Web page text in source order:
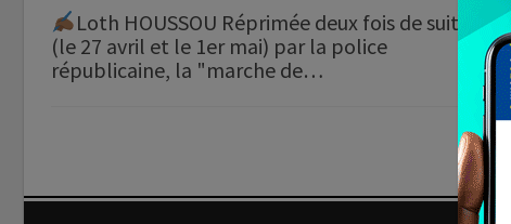
Loth HOUSSOU Réprimée deux fois de suite
(le 27 avril et le 1er mai) par la police
républicaine, la "marche de…